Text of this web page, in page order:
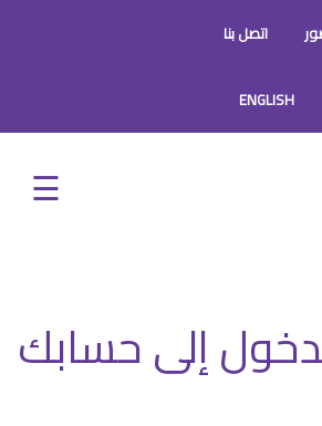
اتصل بنا
ENGLISH
إلى حسابك